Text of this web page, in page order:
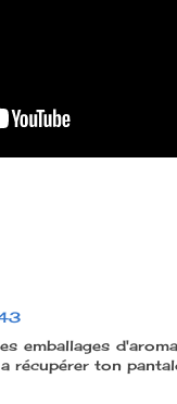
emballages
récupérer ton